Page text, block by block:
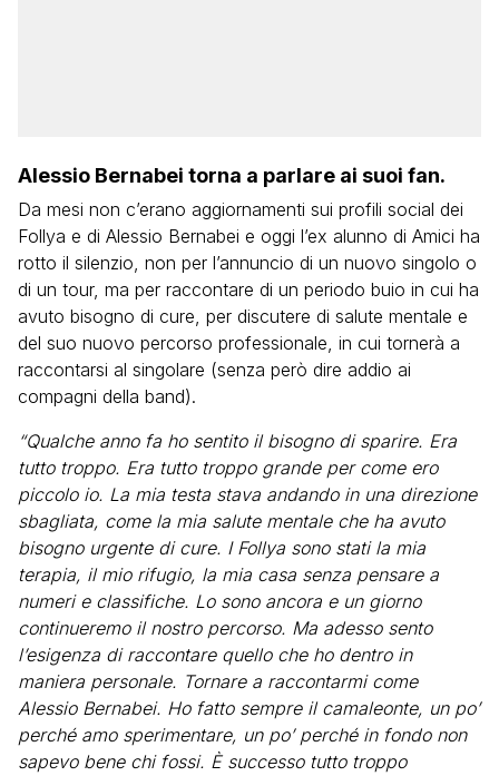
Alessio Bernabei torna a parlare ai suoi fan.
Da mesi non c’erano aggiornamenti sui profili social dei
Follya e di Alessio Bernabei e oggi l’ex alunno di Amici ha
rotto il silenzio, non per l’annuncio di un nuovo singolo o
di un tour, ma per raccontare di un periodo buio in cui ha
avuto bisogno di cure, per discutere di salute mentale e
del suo nuovo percorso professionale, in cui tornerà a
raccontarsi al singolare (senza però dire addio ai
compagni della band).
“Qualche anno fa ho sentito il bisogno di sparire. Era
tutto troppo. Era tutto troppo grande per come ero
piccolo io. La mia testa stava andando in una direzione
sbagliata, come la mia salute mentale che ha avuto
bisogno urgente di cure. I Follya sono stati la mia
terapia, il mio rifugio, la mia casa senza pensare a
numeri e classifiche. Lo sono ancora e un giorno
continueremo il nostro percorso. Ma adesso sento
l’esigenza di raccontare quello che ho dentro in
maniera personale. Tornare a raccontarmi come
Alessio Bernabei. Ho fatto sempre il camaleonte, un po’
perché amo sperimentare, un po’ perché in fondo non
sapevo bene chi fossi. È successo tutto troppo